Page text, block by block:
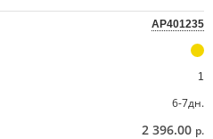
AP401235
1
6-7дн.
2 396.00 р.